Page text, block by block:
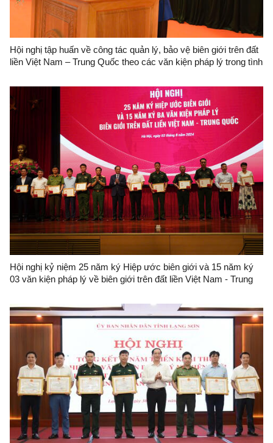
Hội nghị tập huấn về công tác quản lý, bảo vệ biên giới trên đất
liền Việt Nam – Trung Quốc theo các văn kiện pháp lý trong tình
Hội nghị kỷ niệm 25 năm ký Hiệp ước biên giới và 15 năm ký
03 văn kiện pháp lý về biên giới trên đất liền Việt Nam - Trung